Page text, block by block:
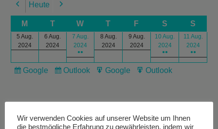
Previous
Heute Next
M T W T F S S
5 Aug.
2024
6 Aug.
2024
7 Aug.
2024
●●
8 Aug.
2024
9 Aug.
2024
10 Aug.
2024
●●
11 Aug.
2024
●●
Subscribe
Google
Subscribe
Outlook
Export
Google
Export
Outlook
Wir verwenden Cookies auf unserer Website um Ihnen
die bestmögliche Erfahrung zu gewährleisten, indem wir